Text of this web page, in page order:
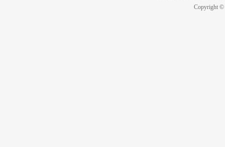
Copyright